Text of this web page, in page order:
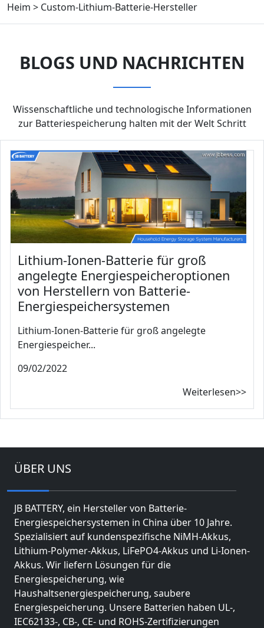
Heim > Custom-Lithium-Batterie-Hersteller
BLOGS UND NACHRICHTEN
Wissenschaftliche und technologische Informationen
zur Batteriespeicherung halten mit der Welt Schritt
Lithium-Ionen-Batterie für groß
angelegte Energiespeicheroptionen
von Herstellern von Batterie-
Energiespeichersystemen
Lithium-Ionen-Batterie für groß angelegte
Energiespeicher...
09/02/2022
Weiterlesen>>
ÜBER UNS
JB BATTERY, ein Hersteller von Batterie-
Energiespeichersystemen in China über 10 Jahre.
Spezialisiert auf kundenspezifische NiMH-Akkus,
Lithium-Polymer-Akkus, LiFePO4-Akkus und Li-Ionen-
Akkus. Wir liefern Lösungen für die
Energiespeicherung, wie
Haushaltsenergiespeicherung, saubere
Energiespeicherung. Unsere Batterien haben UL-,
IEC62133-, CB-, CE- und ROHS-Zertifizierungen